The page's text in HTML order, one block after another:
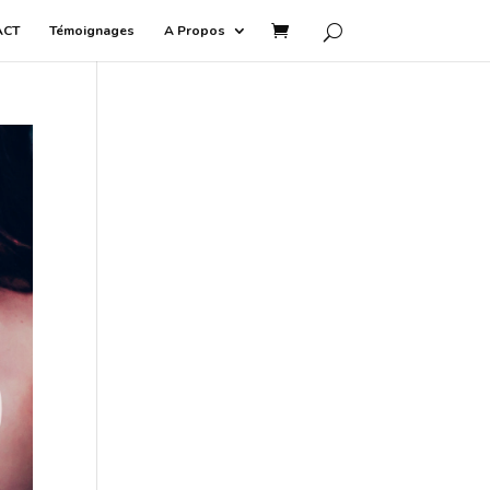
Témoignages A Propos